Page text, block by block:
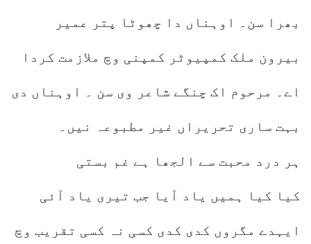
بھرا سن۔ اوہناں دا چھوٹا پتر عمیر
بیرون ملک کمپیوٹر کمپنی وچ ملازمت کردا
اے۔ مرحوم اک چنگے شاعر وی سن ۔ اوہناں دی
بہت ساری تحریراں غیر مطبوعہ نیں۔
ہر درد محبت سے الجھا ہے غم بستی
کیا کیا ہمیں یاد آیا جب تیری یاد آئی
ایہدے مگروں کدی کدی کسی نہ کسی تقریب وچ